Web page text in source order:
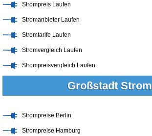
Strompreis Laufen
Stromanbieter Laufen
Stromtarife Laufen
Stromvergleich Laufen
Strompreisvergleich Laufen
Großstadt Strom
Strompreise Berlin
Strompreise Hamburg